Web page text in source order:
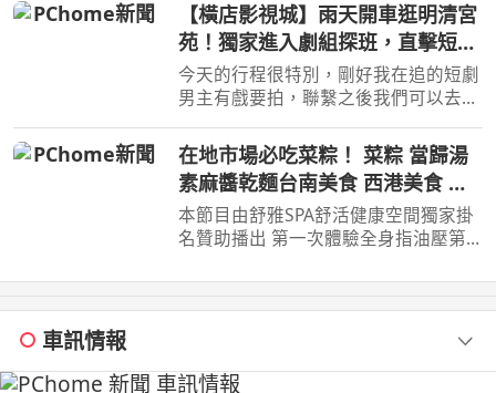
【橫店影視城】雨天開車逛明清宮
苑！獨家進入劇組探班，直擊短劇
男主定妝現場！哪哪麻
今天的行程很特別，剛好我在追的短劇
男主有戲要拍，聯繫之後我們可以去現
霸總私底下是 ...
在地市場必吃菜粽！ 菜粽 當歸湯
素麻醬乾麵台南美食 西港美食 街
頭小吃 美食 美食推薦 旅遊 fyp
food taiwanfood streetfood
本節目由舒雅SPA舒活健康空間獨家掛
名贊助播出 第一次體驗全身指油壓第
號 062985552 ...
車訊情報